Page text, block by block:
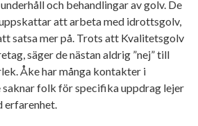
och behandlingar av golv. De
att arbeta med idrottsgolv,
satsa mer på. Trots att Kvalitetsgolv
säger de nästan aldrig ”nej” till
Åke har många kontakter i
saknar folk för specifika uppdrag lejer
erfarenhet.